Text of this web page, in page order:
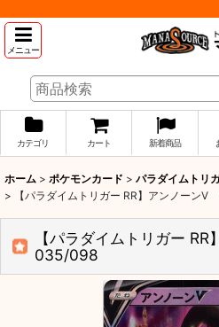
メニュー
カテゴリ カート 新着商品
ホーム > ポケモンカード > パラダイムトリ
>
【パラダイムトリガー RR】アンノーン
【パラダイムトリガー
035/098